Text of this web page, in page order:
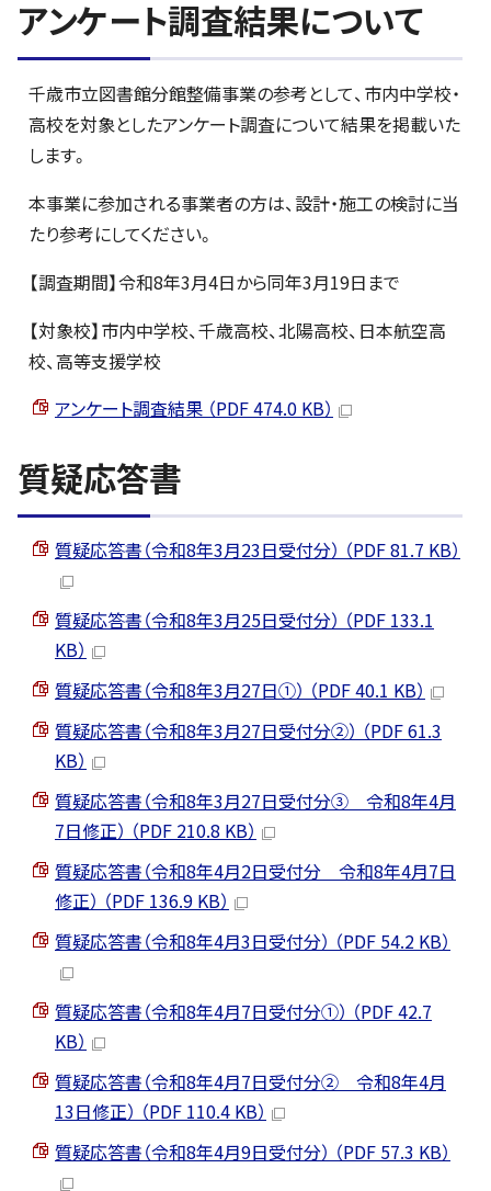
アンケート調査結果について
千歳市立図書館分館整備事業の参考として、市内中学校・
高校を対象としたアンケート調査について結果を掲載いた
します。
本事業に参加される事業者の方は、設計・施工の検討に当
たり参考にしてください。
【調査期間】令和8年3月4日から同年3月19日まで
【対象校】市内中学校、千歳高校、北陽高校、日本航空高
校、高等支援学校
アンケート調査結果 （PDF 474.0 KB）
質疑応答書
質疑応答書（令和8年3月23日受付分） （PDF 81.7 KB）
質疑応答書（令和8年3月25日受付分） （PDF 133.1
KB）
質疑応答書（令和8年3月27日①） （PDF 40.1 KB）
質疑応答書（令和8年3月27日受付分②） （PDF 61.3
KB）
質疑応答書（令和8年3月27日受付分③ 令和8年4月
7日修正） （PDF 210.8 KB）
質疑応答書（令和8年4月2日受付分 令和8年4月7日
修正） （PDF 136.9 KB）
質疑応答書（令和8年4月3日受付分） （PDF 54.2 KB）
質疑応答書（令和8年4月7日受付分①） （PDF 42.7
KB）
質疑応答書（令和8年4月7日受付分② 令和8年4月
13日修正） （PDF 110.4 KB）
質疑応答書（令和8年4月9日受付分） （PDF 57.3 KB）